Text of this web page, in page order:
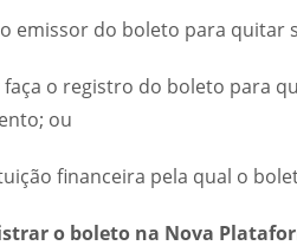
emissor do boleto para quitar
o registro do boleto para
ou
financeira pela qual o
o boleto na Nova